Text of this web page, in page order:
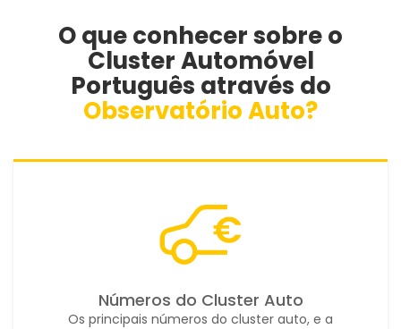
O que conhecer sobre o
Cluster Automóvel
Português através do
Observatório Auto?
Números do Cluster Auto
Os principais números do cluster auto, e a